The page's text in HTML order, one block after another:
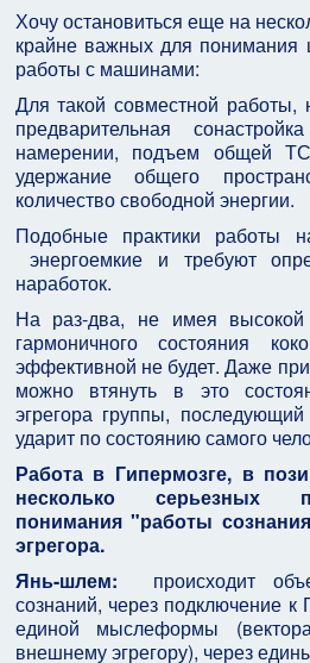
Хочу остановиться еще на
крайне важных для понимания
работы с машинами:
Для такой совместной работы,
предварительная
намерении, подъем общей
удержание общего
количество свободной энергии.
Подобные практики работы
энергоемкие и требуют
наработок.
На раз-два, не имея
гармоничного состояния
эффективной не будет. Даже
можно втянуть в это
эгрегора группы, последующий
ударит по состоянию самого
Работа в Гипермозге, в
несколько серьезных
понимания "работы
эгрегора.
Янь-шлем: происходит
сознаний, через подключение к
единой мыслеформы
внешнему эгрегору), через